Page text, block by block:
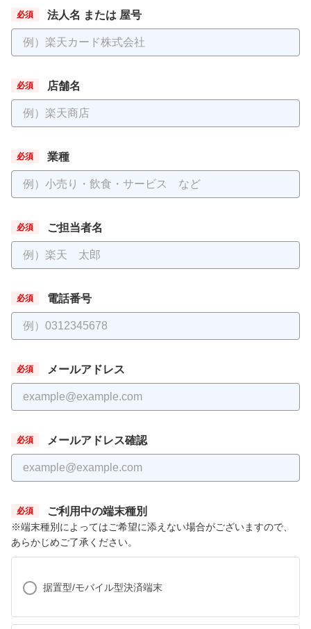
法人名 または 屋号
店舗名
業種
ご担当者名
電話番号
メールアドレス
メールアドレス確認
ご利用中の端末種別
※端末種別によってはご希望に添えない場合がございますので、
あらかじめご了承ください。
据置型/モバイル型決済端末